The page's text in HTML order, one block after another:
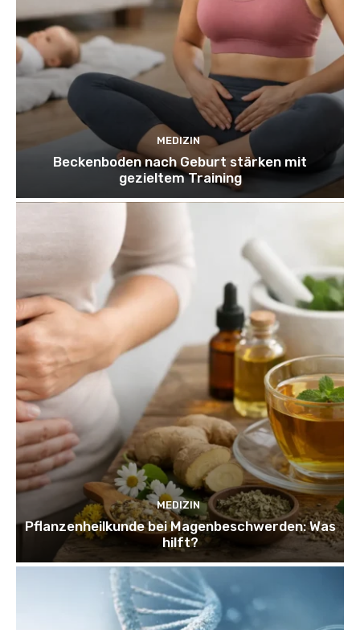
MEDIZIN
Beckenboden nach Geburt stärken mit
gezieltem Training
MEDIZIN
Pflanzenheilkunde bei Magenbeschwerden: Was
hilft?